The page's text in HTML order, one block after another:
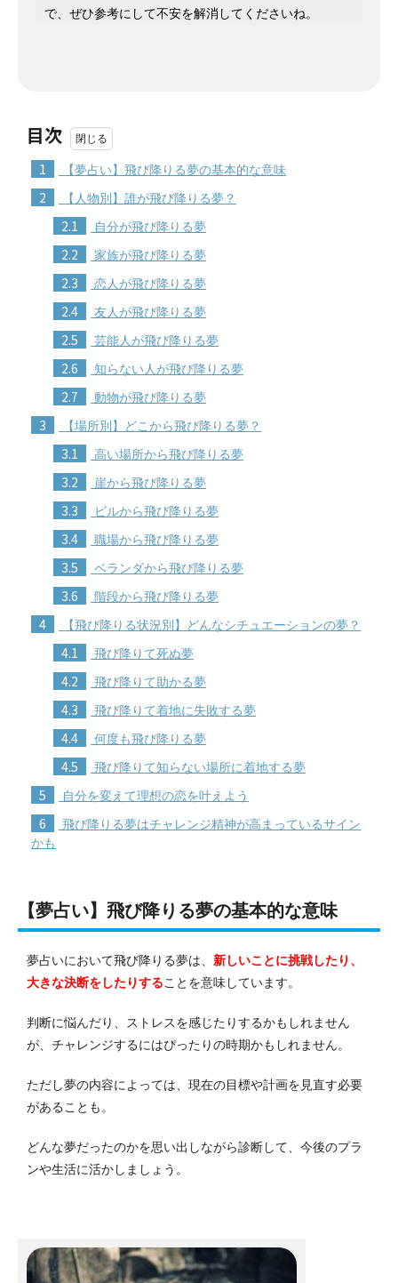
で、ぜひ参考にして不安を解消してくださいね。
目次
1 【夢占い】飛び降りる夢の基本的な意味
2 【人物別】誰が飛び降りる夢？
2.1 自分が飛び降りる夢
2.2 家族が飛び降りる夢
2.3 恋人が飛び降りる夢
2.4 友人が飛び降りる夢
2.5 芸能人が飛び降りる夢
2.6 知らない人が飛び降りる夢
2.7 動物が飛び降りる夢
3 【場所別】どこから飛び降りる夢？
3.1 高い場所から飛び降りる夢
3.2 崖から飛び降りる夢
3.3 ビルから飛び降りる夢
3.4 職場から飛び降りる夢
3.5 ベランダから飛び降りる夢
3.6 階段から飛び降りる夢
4 【飛び降りる状況別】どんなシチュエーションの夢？
4.1 飛び降りて死ぬ夢
4.2 飛び降りて助かる夢
4.3 飛び降りて着地に失敗する夢
4.4 何度も飛び降りる夢
4.5 飛び降りて知らない場所に着地する夢
5 自分を変えて理想の恋を叶えよう
6
飛び降りる夢はチャレンジ精神が高まっているサイン
かも
【夢占い】飛び降りる夢の基本的な意味
夢占いにおいて飛び降りる夢は、 新しいことに挑戦したり、
大きな決断をしたりすることを意味しています。
判断に悩んだり、ストレスを感じたりするかもしれません
が、チャレンジするにはぴったりの時期かもしれません。
ただし夢の内容によっては、現在の目標や計画を見直す必要
があることも。
どんな夢だったのかを思い出しながら診断して、今後のプラ
ンや生活に活かしましょう。